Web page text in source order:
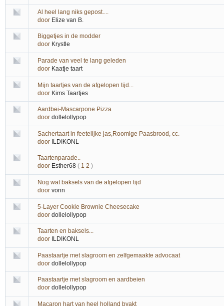
Al heel lang niks gepost....
door Elize van B.
Biggetjes in de modder
door Krystle
Parade van veel te lang geleden
door Kaatje taart
Mijn taartjes van de afgelopen tijd...
door Kims Taartjes
Aardbei-Mascarpone Pizza
door dollelollypop
Sachertaart in feetelijke jas,Roomige Paasbrood, cc.
door ILDIKONL
Taartenparade..
door Esther68 ( 1 2 )
Nog wat baksels van de afgelopen tijd
door vonn
5-Layer Cookie Brownie Cheesecake
door dollelollypop
Taarten en baksels...
door ILDIKONL
Paastaartje met slagroom en zelfgemaakte advocaat
door dollelollypop
Paastaartje met slagroom en aardbeien
door dollelollypop
Macaron hart van heel holland bvakt